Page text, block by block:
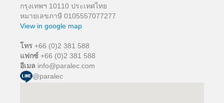
กรุงเทพฯ 10110 ประเทศไทย
หมายเลขภาษี 0105557077277
View in google map
โทร +66 (0)2 381 588
แฟกซ์ +66 (0)2 381 588
อีเมล info@paralec.com
@paralec